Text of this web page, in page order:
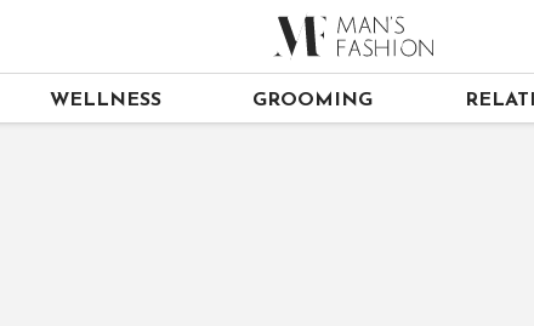
WELLNESS GROOMING